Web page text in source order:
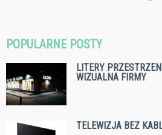
POPULARNE POSTY
LITERY
WIZUALNA FIRMY
TELEWIZJA BEZ